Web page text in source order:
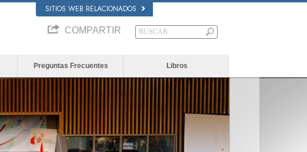
SITIOS WEB RELACIONADOS
COMPARTIR
Preguntas Frecuentes Libros